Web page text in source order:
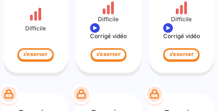
Difficile
s'exercer
Difficile
Corrigé vidéo
s'exercer
Difficile
Corrigé vidéo
s'exercer